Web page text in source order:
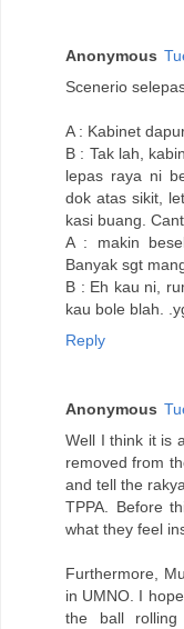
Anonymous
Scenerio
A : Kabinet
B : Tak lah,
lepas raya ni
dok atas sikit,
kasi buang.
A : makin
Banyak sgt
B : Eh kau ni,
kau bole blah.
Reply
Anonymous
Well I think it is
removed from
and tell the
TPPA. Before
what they feel
Furthermore,
in UMNO. I
the ball